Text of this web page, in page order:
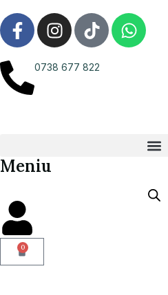
0738 677 822
Meniu
0